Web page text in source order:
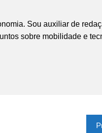
Sou auxiliar de
sobre mobilidade e